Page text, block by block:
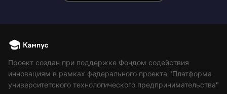
Проект создан при поддержке Фондом содействия
инновациям в рамках федерального проекта "Платформа
университетского технологического предпринимательства"